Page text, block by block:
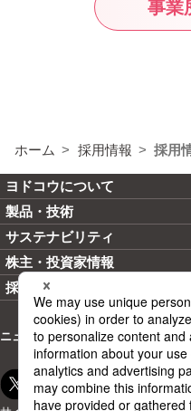
事業
ホーム 採用情報 採用
ヨドコウについて
製品・技術
サステナビリティ
株主・投資家情報
採用情報
ニュースリリース お問い合わせ